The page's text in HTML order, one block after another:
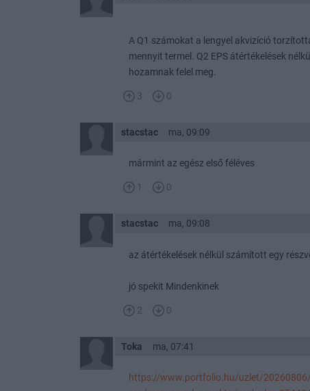
A Q1 számokat a lengyel akvizíció
mennyit termel. Q2 EPS átértékelések
hozamnak felel meg.
3 0
stacstac ma, 09:09
mármint az egész első féléves
1 0
stacstac ma, 09:08
az átértékelések nélkül számított egy
jó spekit Mindenkinek
2 0
Toka ma, 07:41
https://www.portfolio.hu/uzlet/